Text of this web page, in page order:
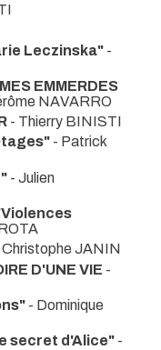
Leczinska" -
EMMERDES
NAVARRO
- Thierry BINISTI
- Patrick
- Julien
Christophe JANIN
D'UNE VIE -
- Dominique
secret d'Alice" -